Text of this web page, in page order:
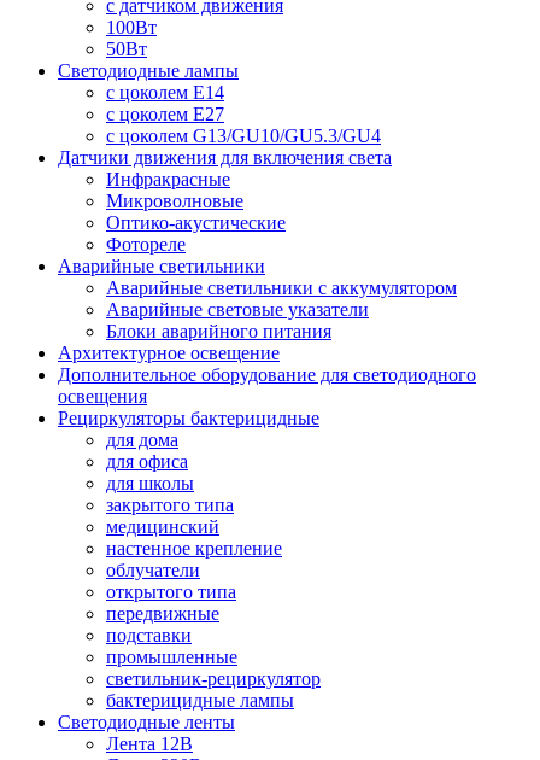
с датчиком движения
100Вт
50Вт
Светодиодные лампы
с цоколем E14
с цоколем E27
с цоколем G13/GU10/GU5.3/GU4
Датчики движения для включения света
Инфракрасные
Микроволновые
Оптико-акустические
Фотореле
Аварийные светильники
Аварийные светильники с аккумулятором
Аварийные световые указатели
Блоки аварийного питания
Архитектурное освещение
Дополнительное оборудование для светодиодного
освещения
Рециркуляторы бактерицидные
для дома
для офиса
для школы
закрытого типа
медицинский
настенное крепление
облучатели
открытого типа
передвижные
подставки
промышленные
светильник-рециркулятор
бактерицидные лампы
Светодиодные ленты
Лента 12В